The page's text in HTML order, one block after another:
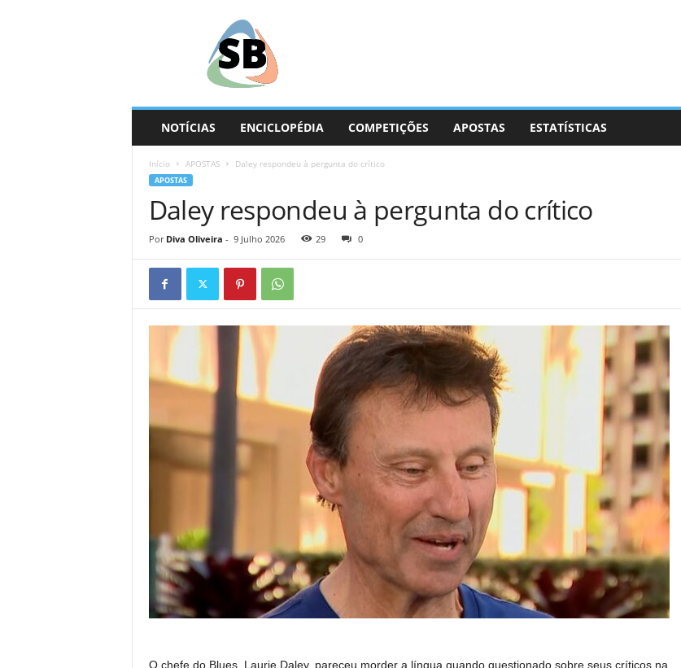
NOTÍCIAS ENCICLOPÉDIA COMPETIÇÕES APOSTAS ESTATÍSTICAS
Início APOSTAS Daley respondeu à pergunta do crítico
APOSTAS
Daley respondeu à pergunta do crítico
Por Diva Oliveira - 9 Julho 2026 29 0
O chefe do Blues, Laurie Daley, pareceu morder a língua quando questionado sobre seus críticos na